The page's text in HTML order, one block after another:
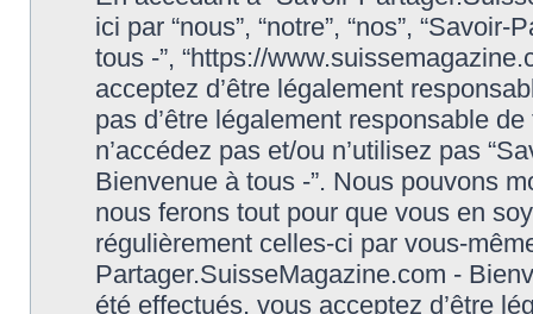
ici par “nous”, “notre”, “nos”,
tous -”, “https://
acceptez d’être légalement
pas d’être légalement responsable
n’accédez pas et/ou n’utilisez pas
Bienvenue à tous -”. Nous pouvons
nous ferons tout pour que vous en
régulièrement celles-ci par vous-
Partager.SuisseMagazine.com -
été effectués, vous acceptez d’être